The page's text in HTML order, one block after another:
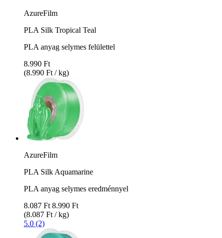
AzureFilm
PLA Silk Tropical Teal
PLA anyag selymes felülettel
8.990 Ft
(8.990 Ft / kg)
AzureFilm
PLA Silk Aquamarine
PLA anyag selymes eredménnyel
8.087 Ft 8.990 Ft
(8.087 Ft / kg)
5.0 (2)